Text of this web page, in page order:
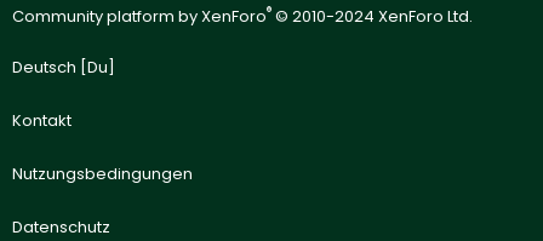
Community platform by XenForo® © 2010-2024 XenForo Ltd.
Deutsch [Du]
Kontakt
Nutzungsbedingungen
Datenschutz